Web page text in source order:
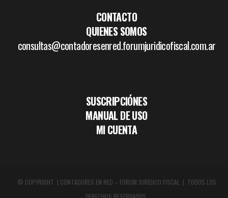
CONTACTO
QUIENES SOMOS
consultas@contadoresenred.forumjuridicofiscal.com.ar
SUSCRIPCIÓNES
MANUAL DE USO
MI CUENTA
© COPYRIGHT | CONTADORES EN RED – FORUM JURÍDICO FISCAL | TODOS LOS
DERECHOS RESERVADOS.